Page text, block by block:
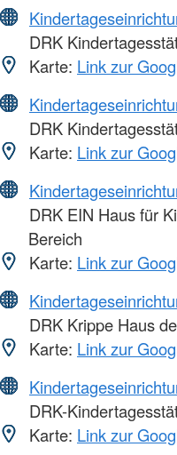
DRK
Karte: Link zur
DRK
Karte: Link zur
DRK EIN Haus für
Bereich
Karte: Link zur
DRK Krippe Haus
Karte: Link zur
DRK-
Karte: Link zur